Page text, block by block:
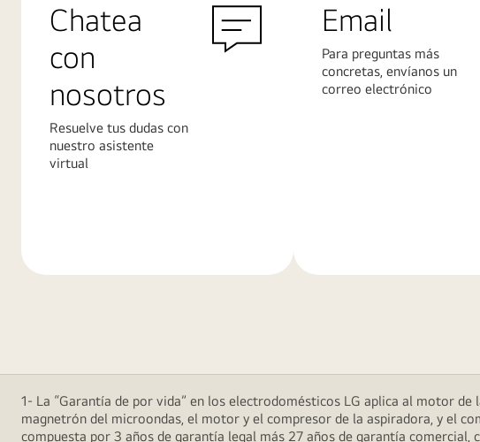
Chatea
con
nosotros
Resuelve tus dudas con
nuestro asistente
virtual
Email
Para preguntas más
concretas, envíanos un
correo electrónico
1- La “Garantía de por vida” en los electrodomésticos LG aplica al motor
magnetrón del microondas, el motor y el compresor de la aspiradora, y el
compuesta por 3 años de garantía legal más 27 años de garantía